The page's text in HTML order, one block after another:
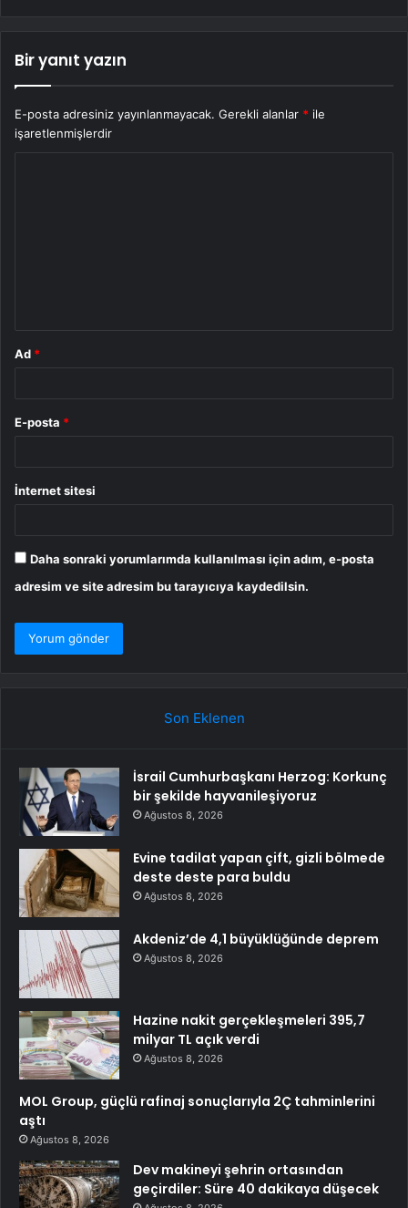
Bir yanıt yazın
E-posta adresiniz yayınlanmayacak. Gerekli alanlar * ile
işaretlenmişlerdir
Ad *
E-posta *
İnternet sitesi
Daha sonraki yorumlarımda kullanılması için adım, e-posta
adresim ve site adresim bu tarayıcıya kaydedilsin.
Son Eklenen
İsrail Cumhurbaşkanı Herzog: Korkunç
bir şekilde hayvanileşiyoruz
Ağustos 8, 2026
Evine tadilat yapan çift, gizli bölmede
deste deste para buldu
Ağustos 8, 2026
Akdeniz’de 4,1 büyüklüğünde deprem
Ağustos 8, 2026
Hazine nakit gerçekleşmeleri 395,7
milyar TL açık verdi
Ağustos 8, 2026
MOL Group, güçlü rafinaj sonuçlarıyla 2Ç tahminlerini
aştı
Ağustos 8, 2026
Dev makineyi şehrin ortasından
geçirdiler: Süre 40 dakikaya düşecek